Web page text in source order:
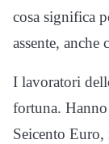
cosa significa
assente, anche
I lavoratori
fortuna.
Seicento